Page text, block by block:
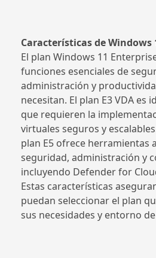
Características de Windows
El plan Windows 11
funciones esenciales de
administración y
necesitan. El plan E3 VDA es
que requieren la
virtuales seguros y
plan E5 ofrece herramientas
seguridad, administración y
incluyendo Defender for
Estas características
puedan seleccionar el plan
sus necesidades y entorno